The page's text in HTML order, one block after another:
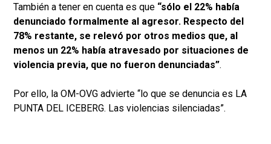
También a tener en cuenta es que “sólo el 22% había
denunciado formalmente al agresor. Respecto del
78% restante, se relevó por otros medios que, al
menos un 22% había atravesado por situaciones de
violencia previa, que no fueron denunciadas”.
Por ello, la OM-OVG advierte “lo que se denuncia es LA
PUNTA DEL ICEBERG. Las violencias silenciadas”.